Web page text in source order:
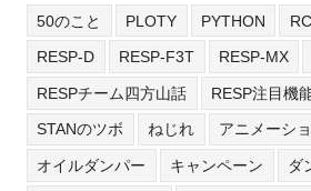
50のこと PLOTY PYTHON
RESP-D RESP-F3T RESP-MX
RESPチーム四方山話 RESP注目機
STANのツボ ねじれ アニメーシ
オイルダンパー キャンペーン ダ